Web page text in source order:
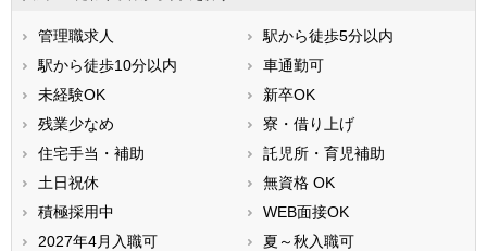
管理職求人
駅から徒歩5分以内
駅から徒歩10分以内
車通勤可
未経験OK
新卒OK
残業少なめ
寮・借り上げ
住宅手当・補助
託児所・育児補助
土日祝休
無資格 OK
積極採用中
WEB面接OK
2027年4月入職可
夏～秋入職可